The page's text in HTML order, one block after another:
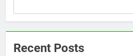
Recent Posts